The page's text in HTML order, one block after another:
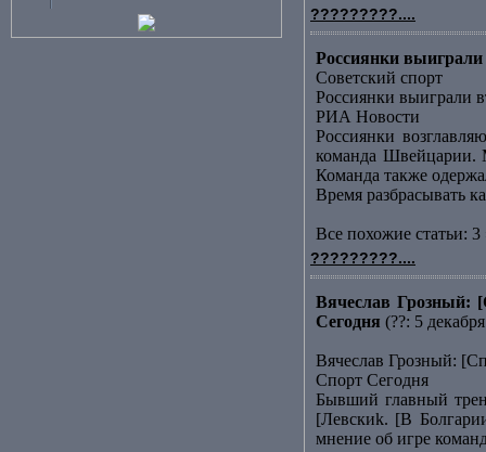
?????????....
Россиянки
Советский спорт
Россиянки выиграли
РИА Новости
Россиянки
команда Швейцарии.
Команда также
Время разбрасывать
Все похожие статьи: 3
?????????....
Вячеслав Грозный:
Сегодня (??: 5
Вячеслав Грозный:
Спорт Сегодня
Бывший главный
[Левскиk. [В
мнение об игре